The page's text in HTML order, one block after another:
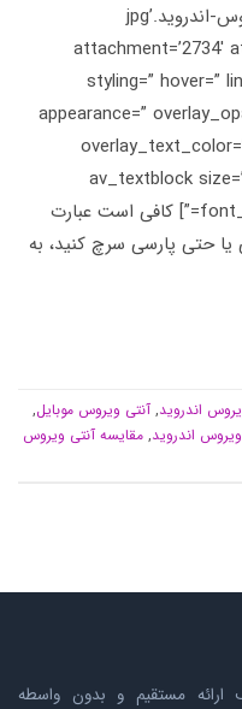
content/uploads/2018/03/آنتی-ویروس-اندروید.jpg’
attachment=’2734′
styling=” hover=”
appearance=”
admin_preview_bg=”][/av_image] [av_textblock
font_color=” color=” admin_preview_bg=”] کافی است عبارت
یا حتی پارسی سرچ کنید، به
اندروید, آنتی ویروس موبایل,
اندروید, مقایسه آنتی ویروس
ارائه مستقیم و بدون واسطه